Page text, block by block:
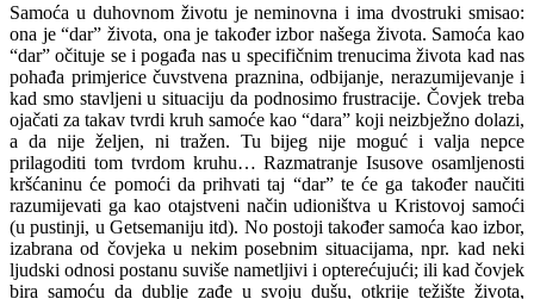
Samoća u duhovnom životu je neminovna i ima dvostruki smisao:
ona je “dar” života, ona je također izbor našega života. Samoća kao
“dar” očituje se i pogađa nas u specifičnim trenucima života kad nas
pohađa primjerice čuvstvena praznina, odbijanje, nerazumijevanje i
kad smo stavljeni u situaciju da podnosimo frustracije. Čovjek treba
ojačati za takav tvrdi kruh samoće kao “dara” koji neizbježno dolazi,
a da nije željen, ni tražen. Tu bijeg nije moguć i valja nepce
prilagoditi tom tvrdom kruhu… Razmatranje Isusove osamljenosti
kršćaninu će pomoći da prihvati taj “dar” te će ga također naučiti
razumijevati ga kao otajstveni način udioništva u Kristovoj samoći
(u pustinji, u Getsemaniju itd). No postoji također samoća kao izbor,
izabrana od čovjeka u nekim posebnim situacijama, npr. kad neki
ljudski odnosi postanu suviše nametljivi i opterećujući; ili kad čovjek
bira samoću da dublje zađe u svoju dušu, otkrije težište života,